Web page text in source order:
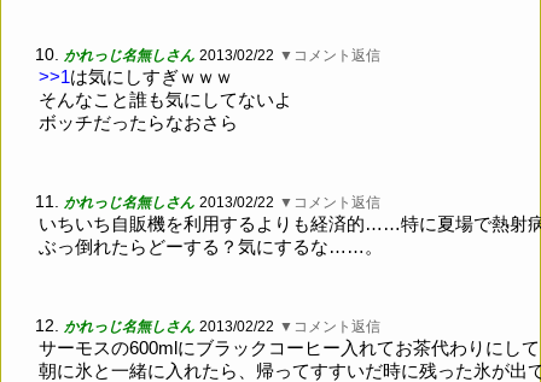
10. かれっじ名無しさん 2013/02/22 ▼コメント返信
>>1は気にしすぎｗｗｗ
そんなこと誰も気にしてないよ
ボッチだったらなおさら
11. かれっじ名無しさん 2013/02/22 ▼コメント返信
いちいち自販機を利用するよりも経済的……特に夏場で熱射
ぶっ倒れたらどーする？気にするな……。
12. かれっじ名無しさん 2013/02/22 ▼コメント返信
サーモスの600mlにブラックコーヒー入れてお茶代わりにし
朝に氷と一緒に入れたら、帰ってすすいだ時に残った氷が出